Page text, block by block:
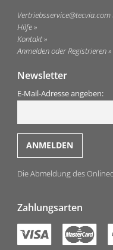
Vertriebsservice@tecvia.com
Hilfe
Kontakt
Anmelden oder Registrieren
Newsletter
E-Mail-Adresse angeben:
Die Abmeldung des
Zahlungsarten